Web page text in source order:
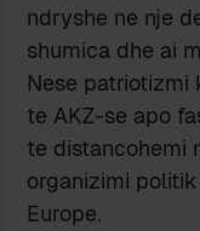
ndryshe ne nje
shumica dhe ai
Nese patriotizmi
te AKZ-se apo
te distancohemi
organizimi
Europe.